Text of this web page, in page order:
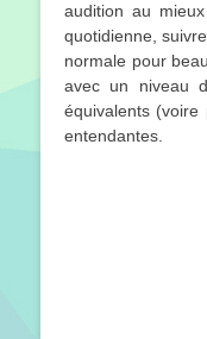
audition au
quotidienne,
normale pour
avec un niveau
équivalents (voire
entendantes.